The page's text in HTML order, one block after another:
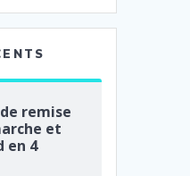
remise
et
en 4